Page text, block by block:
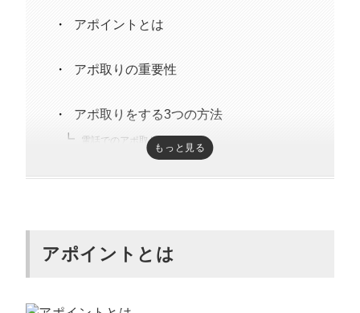
アポイントとは
アポ取りの重要性
アポ取りをする3つの方法
電話でのアポ取り
事前の準備をする
用件を端的にまとめる
もっと見る
アポイントとは